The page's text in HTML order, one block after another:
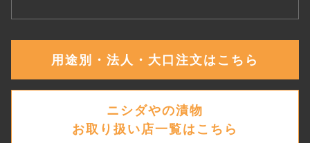
用途別・法人・大口注文はこちら
ニシダやの漬物
お取り扱い店一覧はこちら